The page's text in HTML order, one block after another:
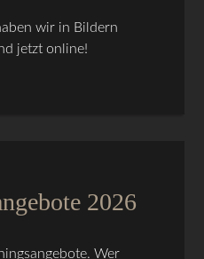
wir in Bildern
jetzt online!
2026
Wer